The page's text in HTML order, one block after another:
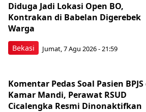
Bekasi
Diduga Jadi Lokasi Open BO,
Kontrakan di Babelan Digerebek
Warga
Jumat, 7 Agu 2026 - 21:59
Komentar Pedas Soal Pasien BPJS
Kamar Mandi, Perawat RSUD
Cicalengka Resmi Dinonaktifkan